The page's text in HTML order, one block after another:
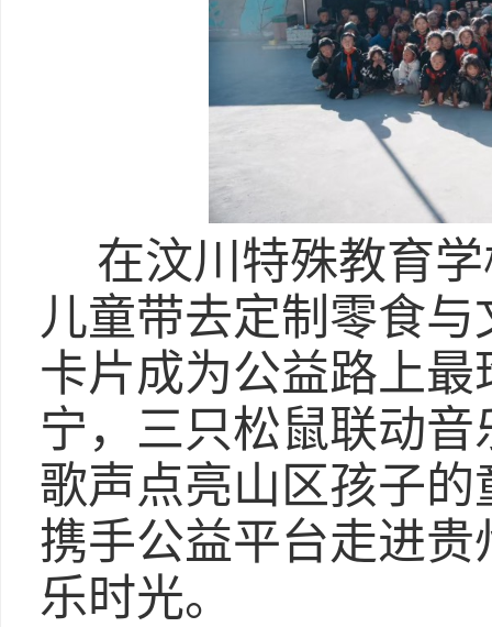
在汶川特殊教育
儿童带去定制零食
卡片成为公益路上
宁，三只松鼠联动
歌声点亮山区孩子
携手公益平台走进
乐时光。